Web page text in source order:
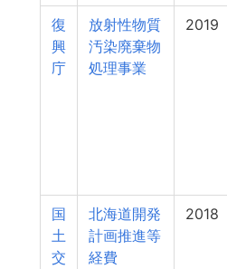
復
興
庁
放射性物質
汚染廃棄物
処理事業
2019
国
土
交
北海道開発
計画推進等
経費
2018